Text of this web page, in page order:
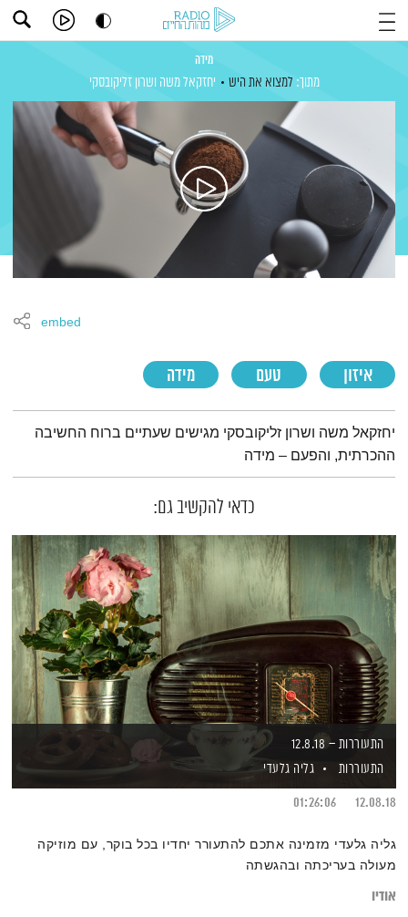
מידה
מתוך: למצוא את היש יחזקאל משה ושרון זליקובסקי
איזון טעם מידה
embed
תמצית הפודקאסט
יחזקאל משה ושרון זליקובסקי מגישים שעתיים ברוח החשיבה
ההכרתית, והפעם – מידה
כדאי להקשיב גם:
התעוררות – 12.8.18
התעוררות
גליה גלעדי
12.08.18
01:26:06
גליה גלעדי מזמינה אתכם להתעורר יחדיו בכל בוקר, עם מוזיקה
מעולה בעריכתה ובהגשתה
אודיו